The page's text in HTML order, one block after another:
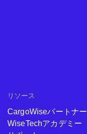
リソース
CargoWiseパートナー
WiseTechアカデミー